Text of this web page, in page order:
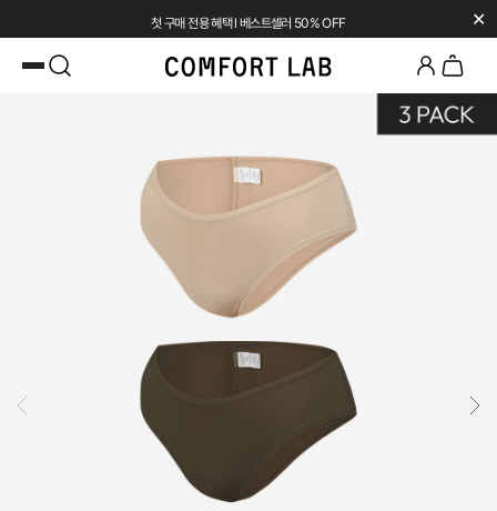
첫 구매 전용 혜택 l 베스트셀러 50% OFF ✕